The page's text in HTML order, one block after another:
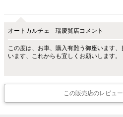
オートカルチェ 瑞慶覧店コメント
この度は、お車、購入有難う御座います
います、これからも宜しくお願いします。
この販売店のレビュ